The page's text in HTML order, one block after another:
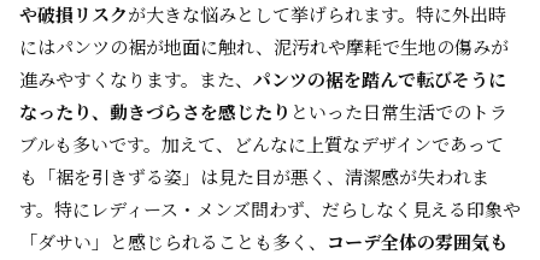
や破損リスクが大きな悩みとして挙げられます。特に外出時
にはパンツの裾が地面に触れ、泥汚れや摩耗で生地の傷みが
進みやすくなります。また、 パンツの裾を踏んで転びそうに
なったり、動きづらさを感じたり といった日常生活でのトラ
ブルも多いです。加えて、どんなに上質なデザインであって
も「裾を引きずる姿」は見た目が悪く、清潔感が失われま
す。特にレディース・メンズ問わず、だらしなく見える印象や
「ダサい」と感じられることも多く、 コーデ全体の雰囲気も